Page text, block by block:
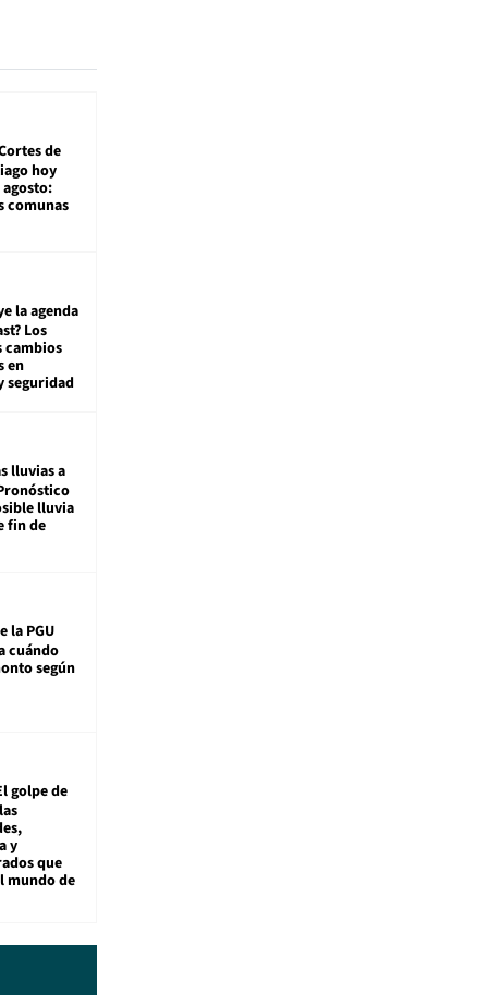
de
hoy
agosto:
comunas
la agenda
Los
cambios
en
seguridad
lluvias a
lluvia
fin de
la PGU
cuándo
según
golpe de
y
que
mundo de